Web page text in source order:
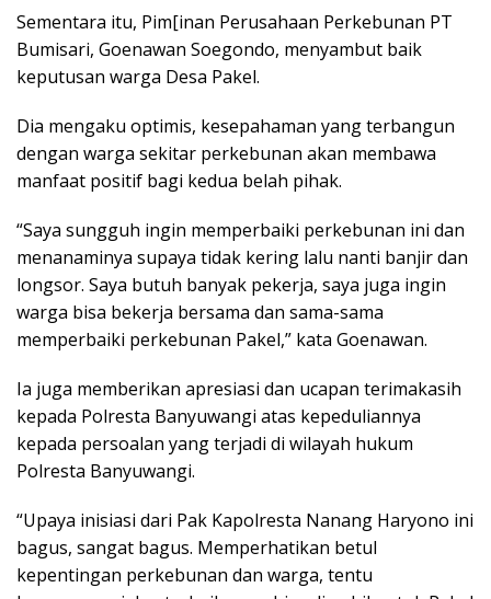
Sementara itu, Pim[inan Perusahaan Perkebunan PT
Bumisari, Goenawan Soegondo, menyambut baik
keputusan warga Desa Pakel.
Dia mengaku optimis, kesepahaman yang terbangun
dengan warga sekitar perkebunan akan membawa
manfaat positif bagi kedua belah pihak.
“Saya sungguh ingin memperbaiki perkebunan ini dan
menanaminya supaya tidak kering lalu nanti banjir dan
longsor. Saya butuh banyak pekerja, saya juga ingin
warga bisa bekerja bersama dan sama-sama
memperbaiki perkebunan Pakel,” kata Goenawan.
Ia juga memberikan apresiasi dan ucapan terimakasih
kepada Polresta Banyuwangi atas kepeduliannya
kepada persoalan yang terjadi di wilayah hukum
Polresta Banyuwangi.
“Upaya inisiasi dari Pak Kapolresta Nanang Haryono ini
bagus, sangat bagus. Memperhatikan betul
kepentingan perkebunan dan warga, tentu